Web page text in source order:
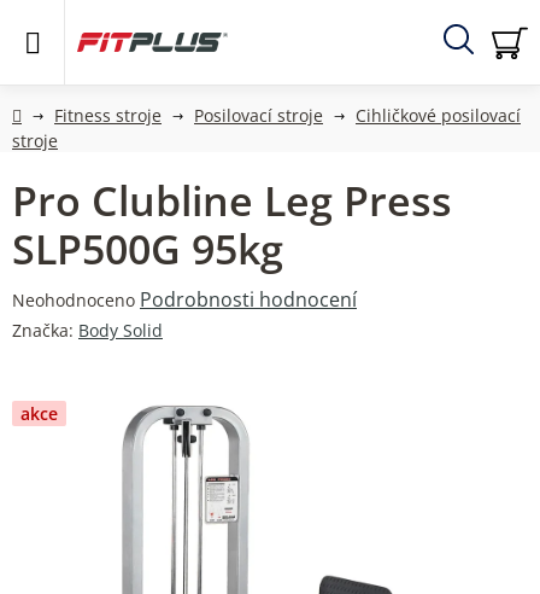
Hledat
DomůFitness stroje Posilovací stroje
Cihličkové posilovací
stroje
Pro Clubline Leg Press
SLP500G 95kg
Průměrné
hodnocení
0,0
z
Neohodnoceno Podrobnosti hodnocení
Značka: Body Solid
akce